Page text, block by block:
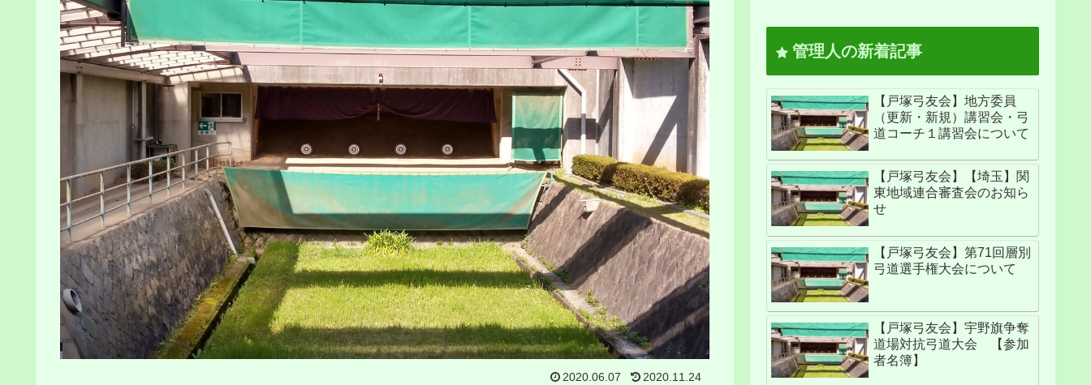
2020.06.07 2020.11.24
管理人の新着記事
【戸塚弓友会】地方委員
（更新・新規）講習会・弓
道コーチ１講習会について
【戸塚弓友会】【埼玉】関
東地域連合審査会のお知ら
せ
【戸塚弓友会】第71回層別
弓道選手権大会について
【戸塚弓友会】宇野旗争奪
道場対抗弓道大会 【参加
者名簿】